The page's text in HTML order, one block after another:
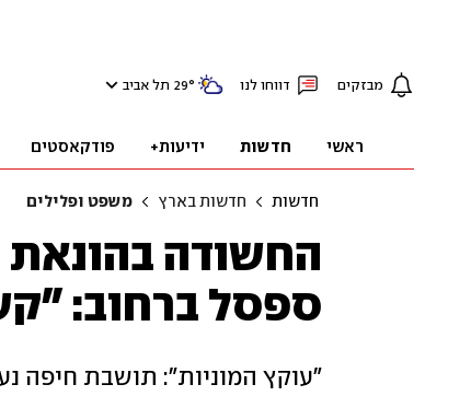
מבזקים דווחו לנו 29° תל אביב
ראשי חדשות ידיעות+ פודקאסטים
חדשות חדשות בארץ משפט ופלילים
החשודה בהונאת
ספסל ברחוב:
"עוקץ המוניות": תושבת חיפה